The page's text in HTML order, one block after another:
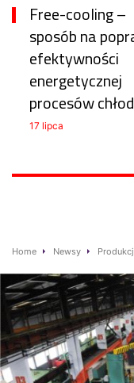
Free-cooling –
sposób na
efektywności
energetycznej
procesów
17 lipca
Home Newsy